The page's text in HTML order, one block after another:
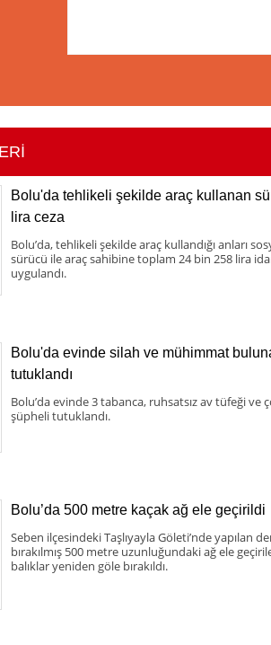
Bolu'da tehlikeli şekilde araç kullanan
lira ceza
Bolu’da, tehlikeli şekilde araç kullandığı anları
sürücü ile araç sahibine toplam 24 bin 258 lira
uygulandı.
Bolu'da evinde silah ve mühimmat
tutuklandı
Bolu’da evinde 3 tabanca, ruhsatsız av tüfeği ve
şüpheli tutuklandı.
Bolu’da 500 metre kaçak ağ ele geçirildi
Seben ilçesindeki Taşlıyayla Göleti’nde yapılan
bırakılmış 500 metre uzunluğundaki ağ ele
balıklar yeniden göle bırakıldı.